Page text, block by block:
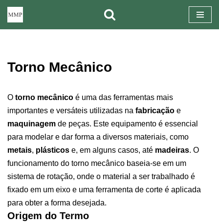
conteúdo
Torno Mecânico
O torno mecânico é uma das ferramentas mais
importantes e versáteis utilizadas na fabricação e
maquinagem de peças. Este equipamento é essencial
para modelar e dar forma a diversos materiais, como
metais, plásticos e, em alguns casos, até madeiras. O
funcionamento do torno mecânico baseia-se em um
sistema de rotação, onde o material a ser trabalhado é
fixado em um eixo e uma ferramenta de corte é aplicada
para obter a forma desejada.
Origem do Termo